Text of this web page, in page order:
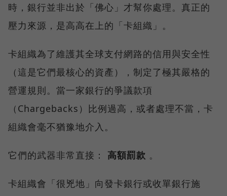
時，銀行並非出於「佛心」才幫你處理。真正的
壓力來源，是高高在上的「卡組織」。
卡組織為了維護其全球支付網路的信用與安全性
（這是它們最核心的資產），制定了極其嚴格的
營運規則。當一家銀行的爭議款項
（Chargebacks）比例過高，或者處理不當，卡
組織會毫不猶豫地介入。
它們的武器非常直接： 高額罰款 。
卡組織會「很兇地」向發卡銀行或收單銀行施